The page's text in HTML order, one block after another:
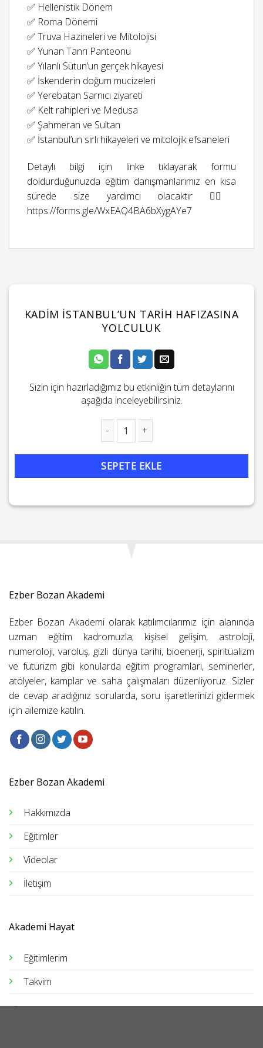
✅ Hellenistik Dönem
✅ Roma Dönemi
✅ Truva Hazineleri ve Mitolojisi
✅ Yunan Tanrı Panteonu
✅ Yılanlı Sütun’un gerçek hikayesi
✅ İskenderin doğum mucizeleri
✅ Yerebatan Sarnıcı ziyareti
✅ Kelt rahipleri ve Medusa
✅ Şahmeran ve Sultan
✅ İstanbul’un sırlı hikayeleri ve mitolojik efsaneleri
Detaylı bilgi için linke tıklayarak formu
doldurduğunuzda eğitim danışmanlarımız en kısa
sürede size yardımcı olacaktır 👉🏻
https://forms.gle/WxEAQ4BA6bXygAYe7
KADIM İSTANBUL’UN TARIH HAFIZASINA
YOLCULUK
Sizin için hazırladığımız bu etkinliğin tüm detaylarını
aşağıda inceleyebilirsiniz.
SEPETE EKLE
Ezber Bozan Akademi
Ezber Bozan Akademi olarak katılımcılarımız için alanında
uzman eğitim kadromuzla; kişisel gelişim, astroloji,
numeroloji, varoluş, gizli dünya tarihi, bioenerji, spiritüalizm
ve fütürizm gibi konularda eğitim programları, seminerler,
atölyeler, kamplar ve saha çalışmaları düzenliyoruz. Sizler
de cevap aradığınız sorularda, soru işaretlerinizi gidermek
için ailemize katılın.
Ezber Bozan Akademi
Hakkımızda
Eğitimler
Videolar
İletişim
Akademi Hayat
Eğitimlerim
Takvim